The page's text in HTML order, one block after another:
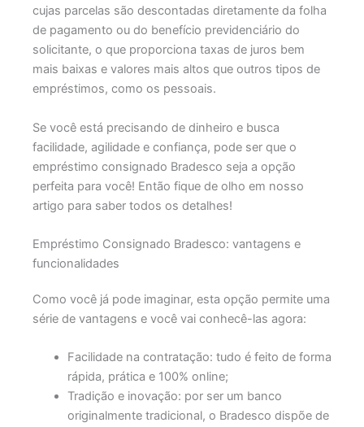
cujas parcelas são descontadas diretamente da folha
de pagamento ou do benefício previdenciário do
solicitante, o que proporciona taxas de juros bem
mais baixas e valores mais altos que outros tipos de
empréstimos, como os pessoais.
Se você está precisando de dinheiro e busca
facilidade, agilidade e confiança, pode ser que o
empréstimo consignado Bradesco seja a opção
perfeita para você! Então fique de olho em nosso
artigo para saber todos os detalhes!
Empréstimo Consignado Bradesco: vantagens e
funcionalidades
Como você já pode imaginar, esta opção permite uma
série de vantagens e você vai conhecê-las agora:
Facilidade na contratação: tudo é feito de forma
rápida, prática e 100% online;
Tradição e inovação: por ser um banco
originalmente tradicional, o Bradesco dispõe de